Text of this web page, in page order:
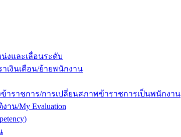
งและเลื่อนระดับ
เงินเดือน/ย้ายพนักงาน
าราชการ/การเปลี่ยนสภาพข้าราชการเป็นพนักงาน
าน/My Evaluation